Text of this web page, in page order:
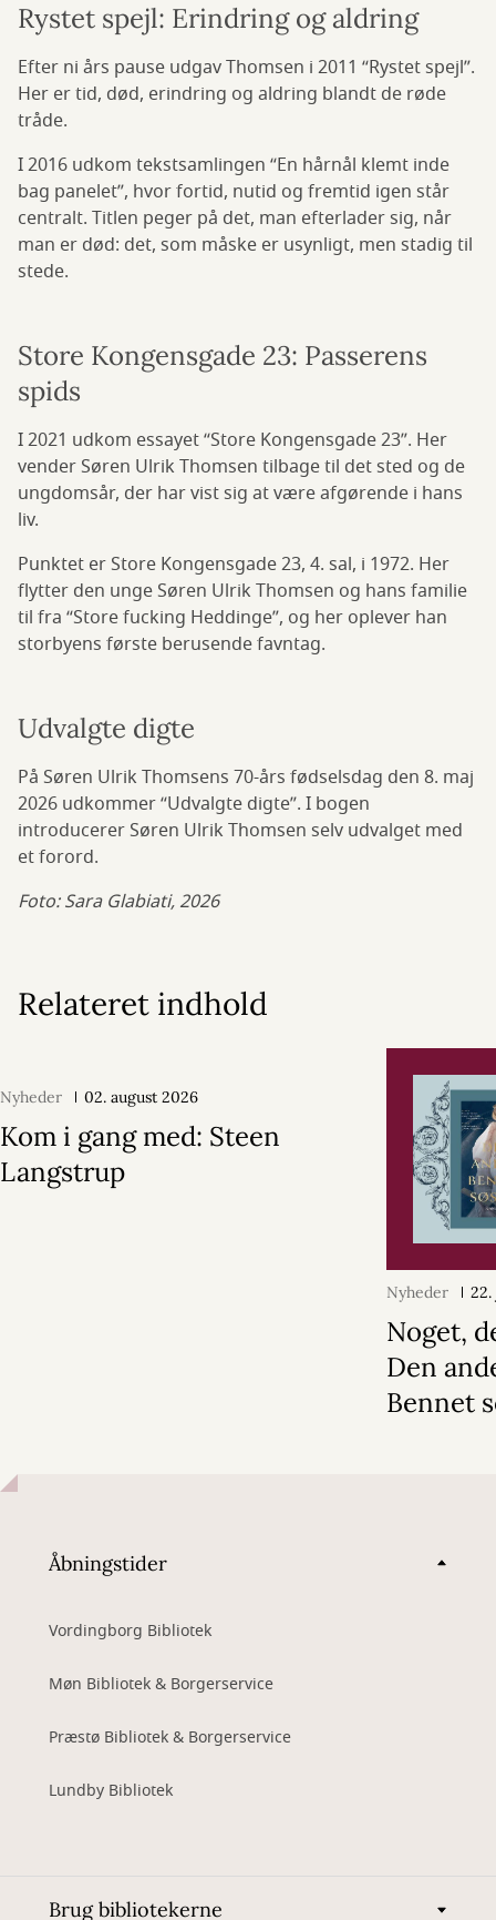
Rystet spejl: Erindring og aldring
Efter ni års pause udgav Thomsen i 2011 “Rystet spejl”.
Her er tid, død, erindring og aldring blandt de røde
tråde.
I 2016 udkom tekstsamlingen “En hårnål klemt inde
bag panelet”, hvor fortid, nutid og fremtid igen står
centralt. Titlen peger på det, man efterlader sig, når
man er død: det, som måske er usynligt, men stadig til
stede.
Store Kongensgade 23: Passerens
spids
I 2021 udkom essayet “Store Kongensgade 23”. Her
vender Søren Ulrik Thomsen tilbage til det sted og de
ungdomsår, der har vist sig at være afgørende i hans
liv.
Punktet er Store Kongensgade 23, 4. sal, i 1972. Her
flytter den unge Søren Ulrik Thomsen og hans familie
til fra “Store fucking Heddinge”, og her oplever han
storbyens første berusende favntag.
Udvalgte digte
På Søren Ulrik Thomsens 70-års fødselsdag den 8. maj
2026 udkommer “Udvalgte digte”. I bogen
introducerer Søren Ulrik Thomsen selv udvalget med
et forord.
Foto: Sara Glabiati, 2026
Relateret indhold
Nyheder 02. august 2026
Kom i gang med: Steen
Langstrup
Nyheder
Noget,
Den
Bennet
Åbningstider
Vordingborg Bibliotek
Møn Bibliotek & Borgerservice
Præstø Bibliotek & Borgerservice
Lundby Bibliotek
Brug bibliotekerne